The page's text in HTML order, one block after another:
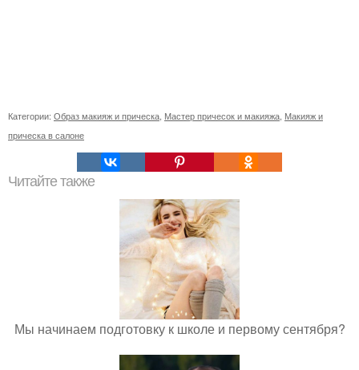
Категории: Образ макияж и прическа Мастер причесок и макияжа Макияж и
прическа в салоне
Читайте также
Мы начинаем подготовку к школе и первому сентября?